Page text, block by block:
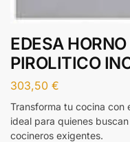
EDESA
PIROLITICO
303,50 €
Transforma tu cocina con
ideal para quienes
cocineros exigentes.